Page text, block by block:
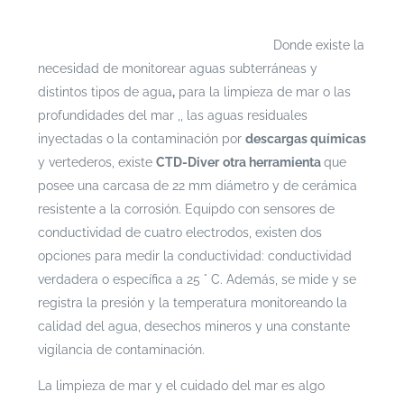
Donde existe la
necesidad de monitorear aguas subterráneas y
distintos tipos de agua,para la limpieza de mar o las
profundidades del mar ,, las aguas residuales
inyectadas o la contaminación por descargas químicas
y vertederos, existe CTD-Diver otra herramientaque
posee una carcasa de 22 mm diámetro y de cerámica
resistente a la corrosión. Equipdo con sensores de
conductividad de cuatro electrodos, existen dos
opciones para medir la conductividad: conductividad
verdadera o específica a 25 ° C. Además, se mide y se
registra la presión y la temperatura monitoreando la
calidad del agua, desechos mineros y una constante
vigilancia de contaminación.
La limpieza de mar y el cuidado del mar es algo